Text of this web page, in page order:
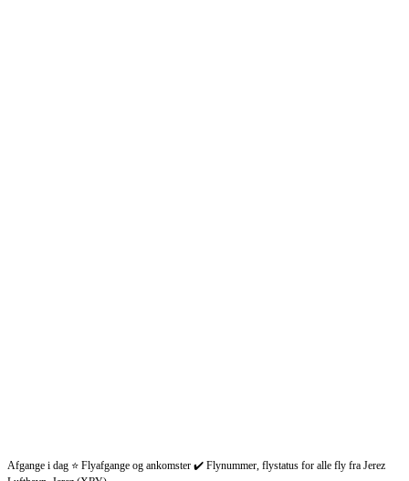
Afgange i dag ⭐ Flyafgange og ankomster ✔️ Flynummer, flystatus for alle fly fra Jerez